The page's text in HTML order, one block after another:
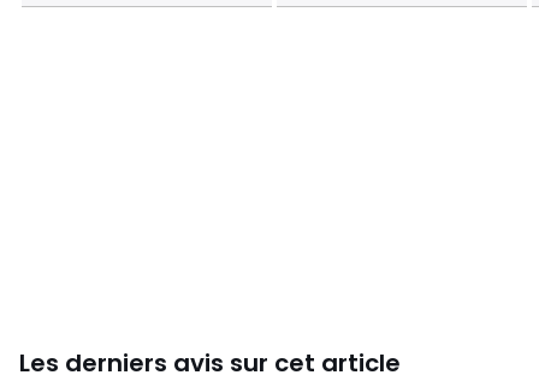
Les derniers avis sur cet article